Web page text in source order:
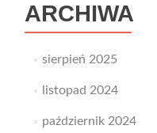
ARCHIWA
sierpień 2025
listopad 2024
październik 2024